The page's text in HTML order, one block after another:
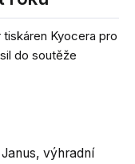
Kyocera pro
do soutěže
výhradní